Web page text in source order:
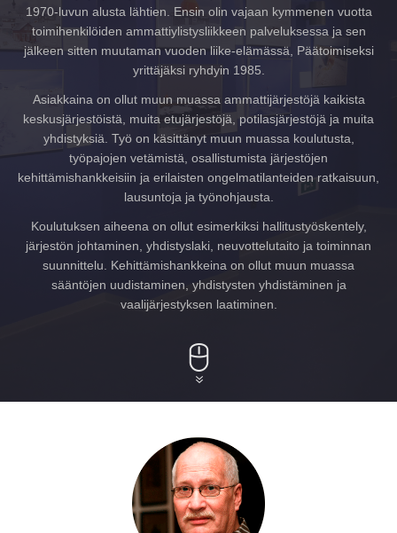
1970-luvun alusta lähtien. Ensin olin vajaan kymmenen vuotta
toimihenkilöiden ammattiylistysliikkeen palveluksessa ja sen
jälkeen sitten muutaman vuoden liike-elämässä, Päätoimiseksi
yrittäjäksi ryhdyin 1985.
Asiakkaina on ollut muun muassa ammattijärjestöjä kaikista
keskusjärjestöistä, muita etujärjestöjä, potilasjärjestöjä ja muita
yhdistyksiä. Työ on käsittänyt muun muassa koulutusta,
työpajojen vetämistä, osallistumista järjestöjen
kehittämishankkeisiin ja erilaisten ongelmatilanteiden ratkaisuun,
lausuntoja ja työnohjausta.
Koulutuksen aiheena on ollut esimerkiksi hallitustyöskentely,
järjestön johtaminen, yhdistyslaki, neuvottelutaito ja toiminnan
suunnittelu. Kehittämishankkeina on ollut muun muassa
sääntöjen uudistaminen, yhdistysten yhdistäminen ja
vaalijärjestyksen laatiminen.